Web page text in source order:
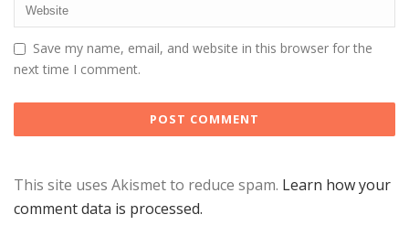
Save my name, email, and website in this browser for the
next time I comment.
This site uses Akismet to reduce spam. Learn how your
comment data is processed.